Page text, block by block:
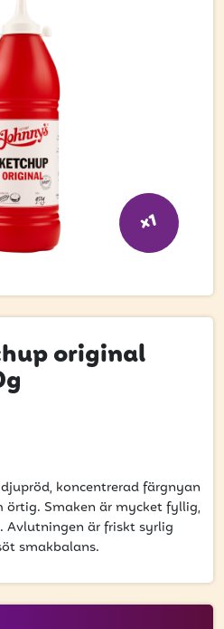
och vara den första
kring kampanjer?
för att ta del av våra
x1
original
koncentrerad färgnyan
örtig. Smaken är mycket fyllig,
Avlutningen är friskt syrlig
smakbalans.